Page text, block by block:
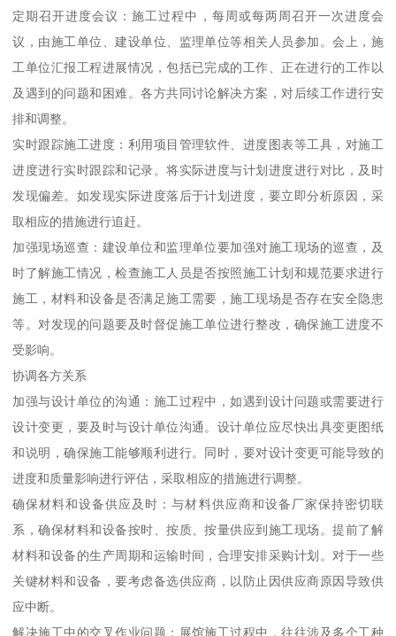
定期召开进度会议：施工过程中，每周或每两周召开一次进度会
议，由施工单位、建设单位、监理单位等相关人员参加。会上，施
工单位汇报工程进展情况，包括已完成的工作、正在进行的工作以
及遇到的问题和困难。各方共同讨论解决方案，对后续工作进行安
排和调整。
实时跟踪施工进度：利用项目管理软件、进度图表等工具，对施工
进度进行实时跟踪和记录。将实际进度与计划进度进行对比，及时
发现偏差。如发现实际进度落后于计划进度，要立即分析原因，采
取相应的措施进行追赶。
加强现场巡查：建设单位和监理单位要加强对施工现场的巡查，及
时了解施工情况，检查施工人员是否按照施工计划和规范要求进行
施工，材料和设备是否满足施工需要，施工现场是否存在安全隐患
等。对发现的问题要及时督促施工单位进行整改，确保施工进度不
受影响。
协调各方关系
加强与设计单位的沟通：施工过程中，如遇到设计问题或需要进行
设计变更，要及时与设计单位沟通。设计单位应尽快出具变更图纸
和说明，确保施工能够顺利进行。同时，要对设计变更可能导致的
进度和质量影响进行评估，采取相应的措施进行调整。
确保材料和设备供应及时：与材料供应商和设备厂家保持密切联
系，确保材料和设备按时、按质、按量供应到施工现场。提前了解
材料和设备的生产周期和运输时间，合理安排采购计划。对于一些
关键材料和设备，要考虑备选供应商，以防止因供应商原因导致供
应中断。
解决施工中的交叉作业问题：展馆施工过程中，往往涉及多个工种